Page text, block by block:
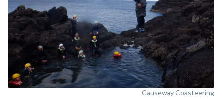
Causeway Coasteering